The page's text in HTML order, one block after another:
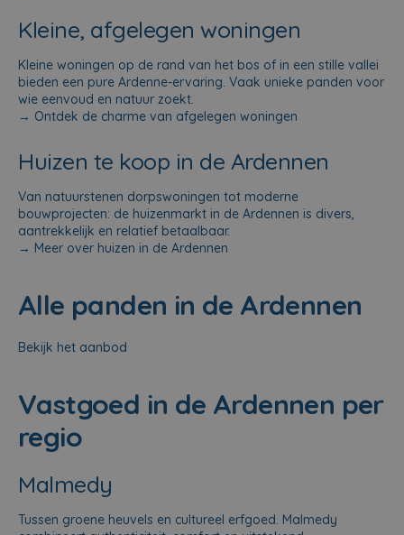
Kleine, afgelegen woningen
Kleine woningen op de rand van het bos of in een stille vallei
bieden een pure Ardenne-ervaring. Vaak unieke panden voor
wie eenvoud en natuur zoekt.
→ Ontdek de charme van afgelegen woningen
Huizen te koop in de Ardennen
Van natuurstenen dorpswoningen tot moderne
bouwprojecten: de huizenmarkt in de Ardennen is divers,
aantrekkelijk en relatief betaalbaar.
→ Meer over huizen in de Ardennen
Alle panden in de Ardennen
Bekijk het aanbod
Vastgoed in de Ardennen per
regio
Malmedy
Tussen groene heuvels en cultureel erfgoed. Malmedy